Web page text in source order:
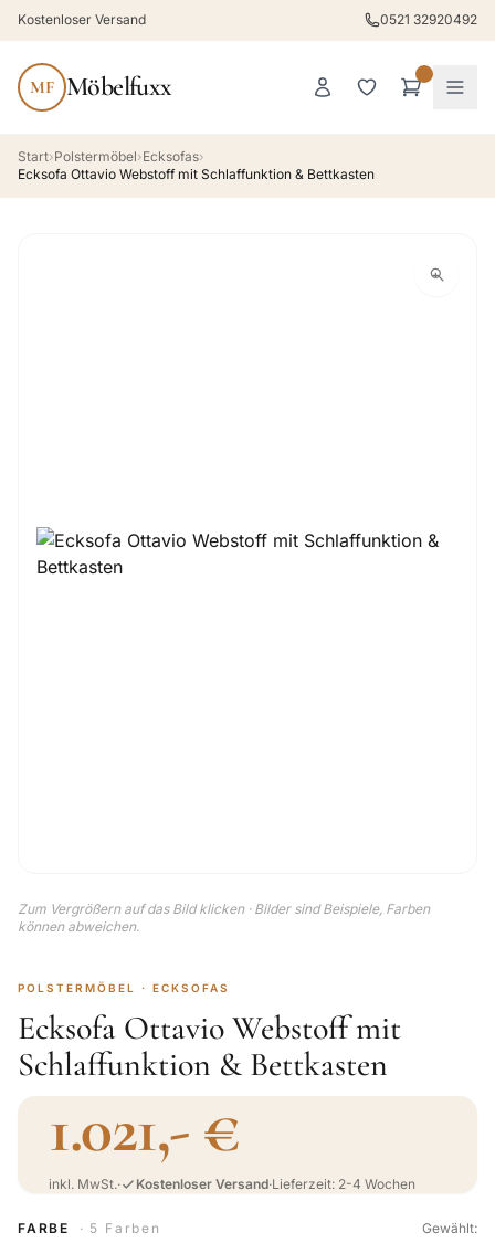
Kostenloser Versand 0521 32920492
MF Möbelfuxx
Start›Polstermöbel›Ecksofas›
Ecksofa Ottavio Webstoff mit Schlaffunktion & Bettkasten
Zum Vergrößern auf das Bild klicken · Bilder sind Beispiele, Farben
können abweichen.
POLSTERMÖBEL · ECKSOFAS
Ecksofa Ottavio Webstoff mit
Schlaffunktion & Bettkasten
1.021,- €
inkl. MwSt.· Kostenloser Versand·Lieferzeit: 2-4 Wochen
FARBE · 5 Farben Gewählt: